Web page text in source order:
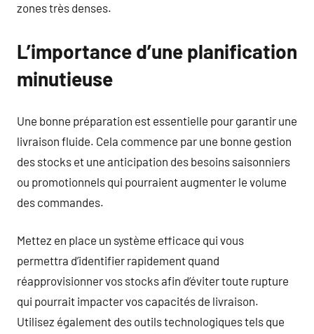
zones très denses.
L’importance d’une planification
minutieuse
Une bonne préparation est essentielle pour garantir une
livraison fluide. Cela commence par une bonne gestion
des stocks et une anticipation des besoins saisonniers
ou promotionnels qui pourraient augmenter le volume
des commandes.
Mettez en place un système efficace qui vous
permettra d’identifier rapidement quand
réapprovisionner vos stocks afin d’éviter toute rupture
qui pourrait impacter vos capacités de livraison.
Utilisez également des outils technologiques tels que